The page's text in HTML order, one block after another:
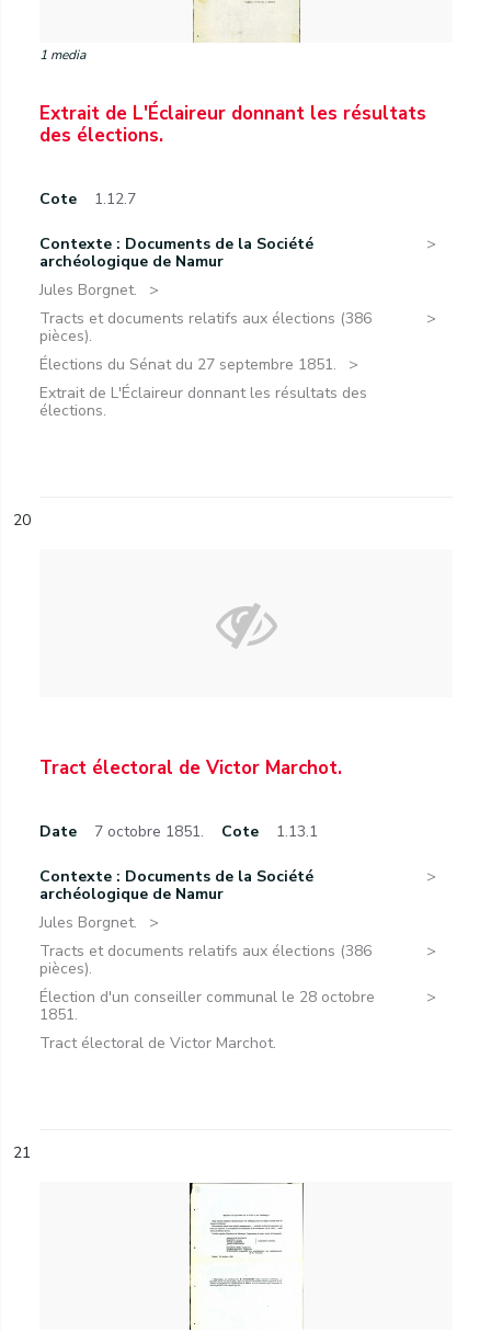
1 media
Extrait de L'Éclaireur donnant les résultats
des élections.
Cote 1.12.7
Contexte : Documents de la Société
archéologique de Namur
Jules Borgnet.
Tracts et documents relatifs aux élections (386
pièces).
Élections du Sénat du 27 septembre 1851.
Extrait de L'Éclaireur donnant les résultats des
élections.
20
Tract électoral de Victor Marchot.
Date 7 octobre 1851. Cote 1.13.1
Contexte : Documents de la Société
archéologique de Namur
Jules Borgnet.
Tracts et documents relatifs aux élections (386
pièces).
Élection d'un conseiller communal le 28 octobre
1851.
Tract électoral de Victor Marchot.
21